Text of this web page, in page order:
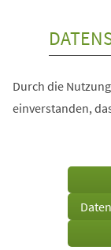
Durch die
einverstanden,